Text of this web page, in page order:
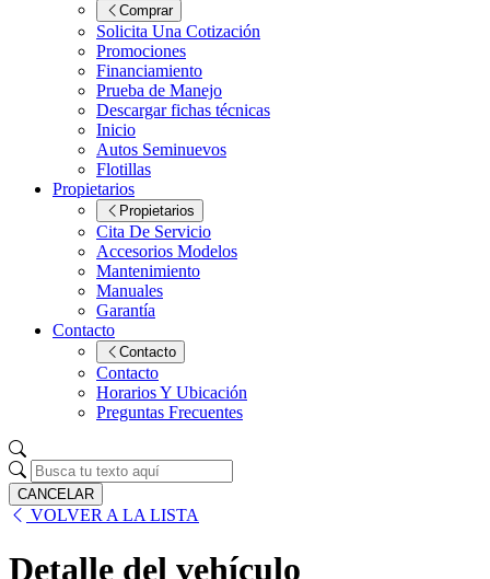
Comprar
Solicita Una Cotización
Promociones
Financiamiento
Prueba de Manejo
Descargar fichas técnicas
Inicio
Autos Seminuevos
Flotillas
Propietarios
Propietarios
Cita De Servicio
Accesorios Modelos
Mantenimiento
Manuales
Garantía
Contacto
Contacto
Contacto
Horarios Y Ubicación
Preguntas Frecuentes
CANCELAR
VOLVER A LA LISTA
Detalle del vehículo